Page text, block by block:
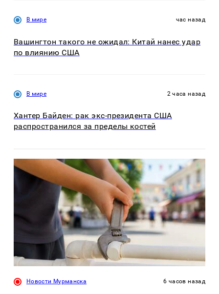
В мире час назад
Вашингтон такого не ожидал: Китай нанес удар
по влиянию США
В мире 2 часа назад
Хантер Байден: рак экс-президента США
распространился за пределы костей
Новости Мурманска 6 часов назад